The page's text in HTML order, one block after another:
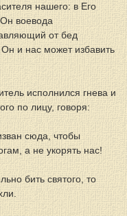
нашего: в Его
воевода
от бед
и нас может избавить
исполнился гнева и
по лицу, говоря:
сюда, чтобы
а не укорять нас!
бить святого, то